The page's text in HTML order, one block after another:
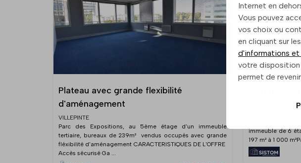
Plateau avec grande flexibilité
d'aménagement
VILLEPINTE
Parc des Expositions, au 5ème étage d'un immeuble
tertiaire, bureaux de 239m² vendus occupés avec grande
fléxibilité d'aménagement CARACTERISTIQUES DE L'OFFRE
Accès sécurisé Ga ...
Sistom vous
immeuble de 6
197 m² à 1 000
Internet en
Vous pouvez
vos choix ou
en cliquant sur
d'informations
votre disposition
permet de